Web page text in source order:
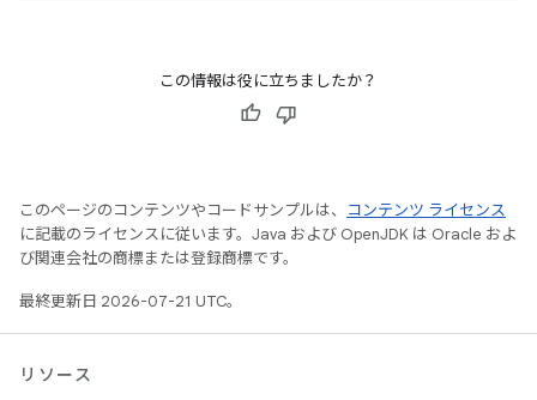
この情報は役に立ちましたか？
このページのコンテンツやコードサンプルは、
コンテンツ ライセンス
に記載のライセンスに従います。Java および OpenJDK は Oracle およ
び関連会社の商標または登録商標です。
最終更新日 2026-07-21 UTC。
リソース